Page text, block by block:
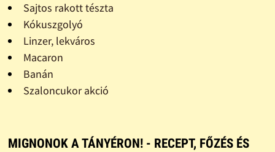
Sajtos rakott tészta
Kókuszgolyó
Linzer, lekváros
Macaron
Banán
Szaloncukor akció
MIGNONOK A TÁNYÉRON! - RECEPT, FŐZÉS ÉS